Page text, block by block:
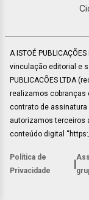
A ISTOÉ
vinculação editorial e
PUBLICACÕES LTDA
realizamos cobranças
contrato de assinatura
autorizamos terceiros
conteúdo digital
Política de
Privacidade